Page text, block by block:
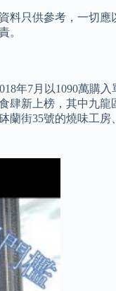
料只供參考，一切
。
年7月以1090萬購
肆新上榜，其中九
街35號的燒味工